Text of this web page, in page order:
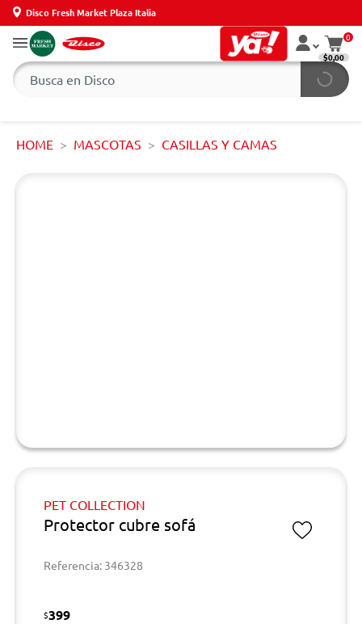
Disco Fresh Market Plaza Italia
0
$0,00
HOME MASCOTAS CASILLAS Y CAMAS
PET COLLECTION
Protector cubre sofá
Referencia: 346328
$399